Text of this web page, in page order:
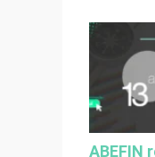
ABEFIN